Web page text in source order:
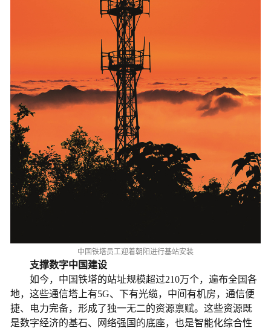
中国铁塔员工迎着朝阳进行基站安装
支撑数字中国建设
如今，中国铁塔的站址规模超过210万个，遍布全国各
地，这些通信塔上有5G、下有光缆，中间有机房，通信便
捷、电力完备，形成了独一无二的资源禀赋。这些资源既
是数字经济的基石、网络强国的底座，也是智能化综合性